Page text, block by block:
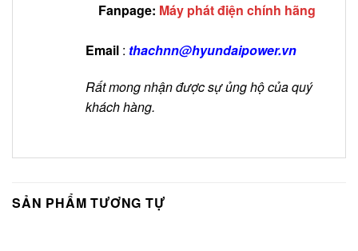
Fanpage: Máy phát điện chính hãng
Email: thachnn@hyundaipower.vn
Rất mong nhận được sự ủng hộ của quý
khách hàng.
SẢN PHẨM TƯƠNG TỰ